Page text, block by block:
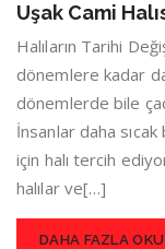
Uşak Cami
Halıların Tarihi
dönemlere kadar
dönemlerde bile
İnsanlar daha
için halı tercih
halılar ve[…]
DAHA FAZLA OKU